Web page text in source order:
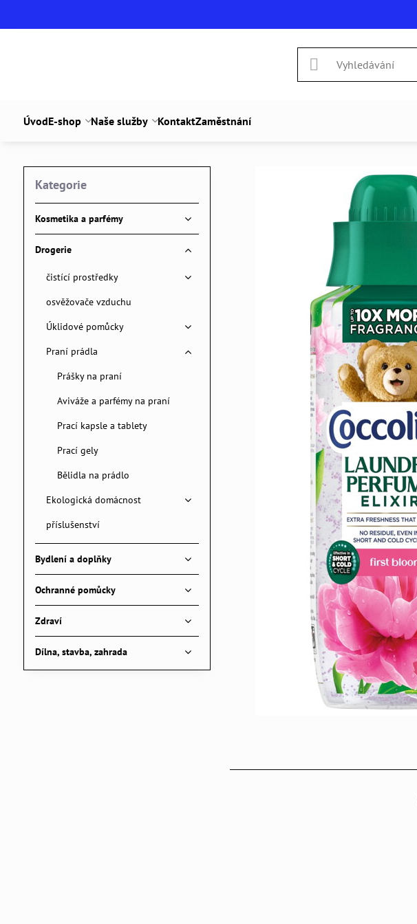
ÚvodE-shop Naše služby KontaktZaměstnání
Kategorie
Kosmetika a parfémy
Drogerie
čistící prostředky
osvěžovače vzduchu
Úklidové pomůcky
Praní prádla
Prášky na praní
Aviváže a parfémy na praní
Prací kapsle a tablety
Prací gely
Bělidla na prádlo
Ekologická domácnost
příslušenství
Bydlení a doplňky
Ochranné pomůcky
Zdraví
Dílna, stavba, zahrada